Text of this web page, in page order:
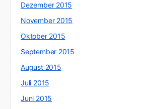
Dezember 2015
November 2015
Oktober 2015
September 2015
August 2015
Juli 2015
Juni 2015